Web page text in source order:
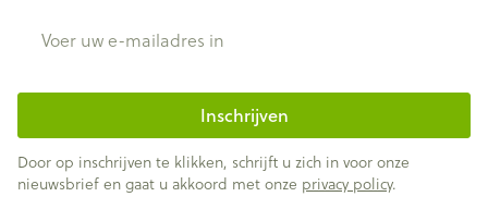
Inschrijven
Door op inschrijven te klikken, schrijft u zich in voor onze
nieuwsbrief en gaat u akkoord met onze privacy policy.